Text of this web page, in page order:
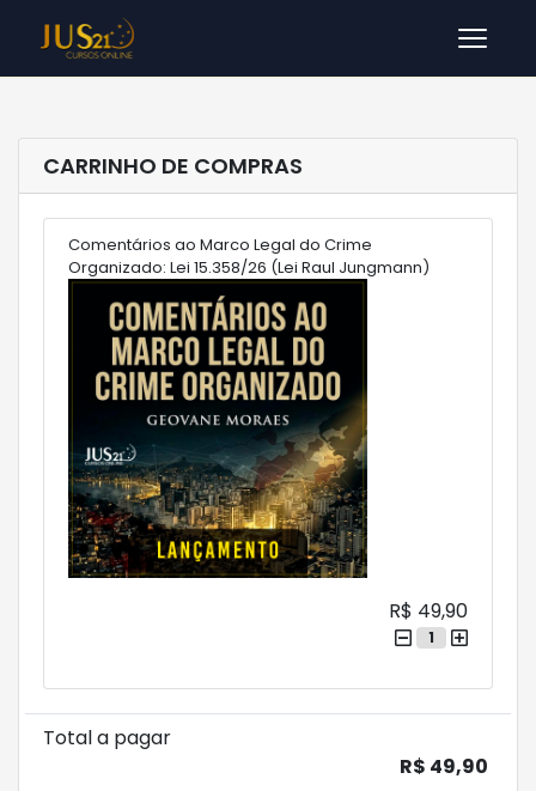
CARRINHO DE COMPRAS
Comentários ao Marco Legal do Crime
Organizado: Lei 15.358/26 (Lei Raul Jungmann)
R$ 49,90
1
Total a pagar
R$ 49,90